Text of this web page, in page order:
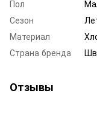
Пол
Сезон
Материал
Страна бренда
Отзывы